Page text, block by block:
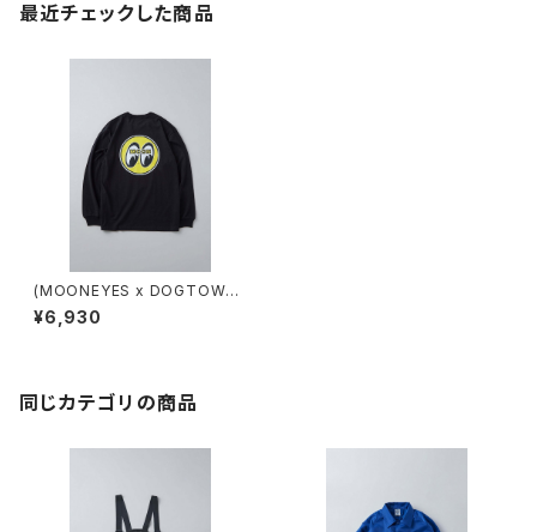
最近チェックした商品
(MOONEYES x DOGTOWN
x BLUCO) プリントTシャツ L/
S TEE
¥6,930
同じカテゴリの商品